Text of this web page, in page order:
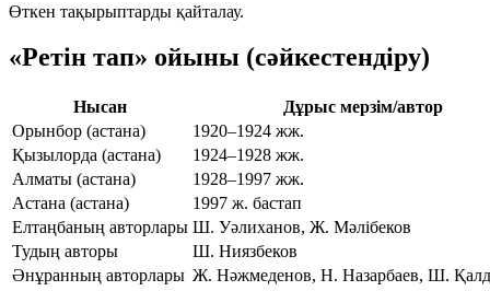
Өткен тақырыптарды қайталау.
«Ретін тап» ойыны (сәйкестендіру)
Нысан
Дұрыс мерзім/автор
Орынбор (астана)
1920–1924 жж.
Қызылорда (астана)
1924–1928 жж.
Алматы (астана)
1928–1997 жж.
Астана (астана)
1997 ж. бастап
Елтаңбаның авторлары Ш. Уәлиханов, Ж. Мәлібеков
Тудың авторы
Ш. Ниязбеков
Әнұранның авторлары Ж. Нәжмеденов, Н. Назарбаев, Ш.